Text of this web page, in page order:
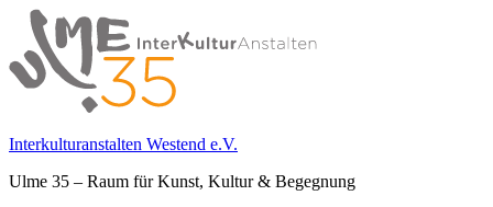
Springe
zum
Inhalt
Interkulturanstalten Westend e.V.
Ulme 35 – Raum für Kunst, Kultur & Begegnung